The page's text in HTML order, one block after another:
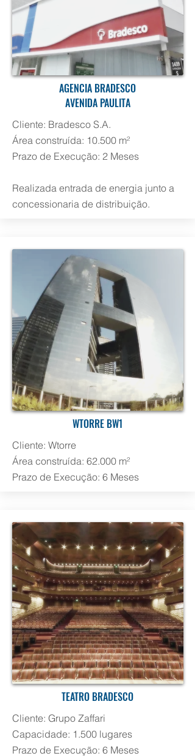
AGENCIA BRADESCO
AVENIDA PAULITA
Cliente: Bradesco S.A.
Área construída: 10.500 m²
Prazo de Execução: 2 Meses
Realizada entrada de energia junto a
concessionaria de distribuição.
WTORRE BW1
Cliente: Wtorre
Área construída: 62.000 m²
Prazo de Execução: 6 Meses
TEATRO BRADESCO
Cliente: Grupo Zaffari
Capacidade: 1.500 lugares
Prazo de Execução: 6 Meses